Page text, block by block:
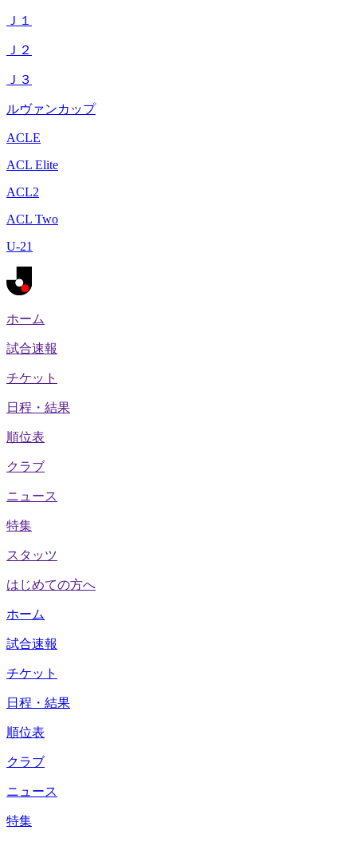
Ｊ１
Ｊ２
Ｊ３
ルヴァンカップ
ACLE
ACL Elite
ACL2
ACL Two
U-21
ホーム
試合速報
チケット
日程・結果
順位表
クラブ
ニュース
特集
スタッツ
はじめての方へ
ホーム
試合速報
チケット
日程・結果
順位表
クラブ
ニュース
特集